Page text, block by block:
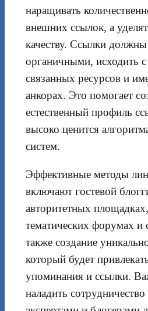
наращивать
внешних ссылок, а
качеству. Ссылки
органичными, исходить с
связанных ресурсов и
анкорах. Это помогает
естественный профиль
высоко ценится
систем.
Эффективные методы
включают гостевой
авторитетных
тематических форумах и
также создание
который будет
упоминания и ссылки.
наладить